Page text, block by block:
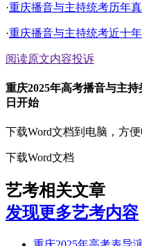
·重庆播音与主持统考历年真
·重庆播音与主持统考近十
阅读原文内容投诉
重庆2025年高考播音与主
日开始
下载Word文档到电脑，方
下载Word文档
艺考相关文章
发现更多艺考内容